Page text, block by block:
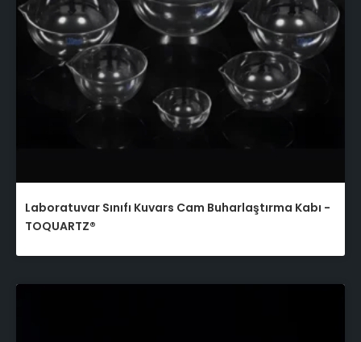
Laboratuvar Sınıfı Kuvars Cam Buharlaştırma Kabı -
TOQUARTZ®